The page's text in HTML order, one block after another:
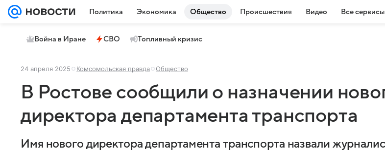
Политика Экономика Общество Происшествия Видео Все сервисы
Война в Иране СВО Топливный кризис
24 апреля 2025 Комсомольская правда Общество
В Ростове сообщили о назначении
директора департамента транспорта
Имя нового директора департамента транспорта назвали